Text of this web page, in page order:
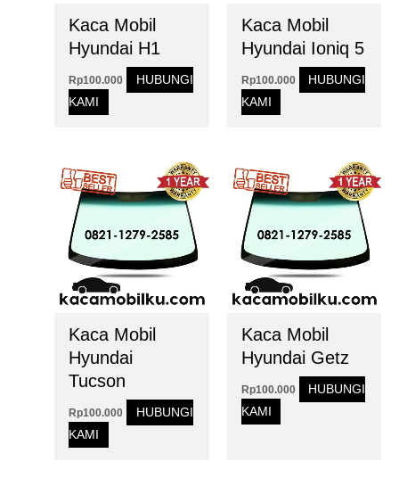
Kaca Mobil
Hyundai H1
Rp100.000
HUBUNGI
KAMI
Kaca Mobil
Hyundai Ioniq 5
Rp100.000
HUBUNGI
KAMI
Kaca Mobil
Hyundai
Tucson
Rp100.000
HUBUNGI
KAMI
Kaca Mobil
Hyundai Getz
Rp100.000
HUBUNGI
KAMI